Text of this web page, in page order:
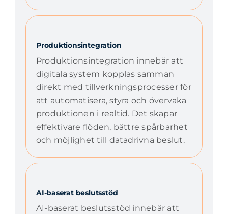
Produktionsintegration
Produktionsintegration innebär att
digitala system kopplas samman
direkt med tillverkningsprocesser för
att automatisera, styra och övervaka
produktionen i realtid. Det skapar
effektivare flöden, bättre spårbarhet
och möjlighet till datadrivna beslut.
AI-baserat beslutsstöd
AI-baserat beslutsstöd innebär att